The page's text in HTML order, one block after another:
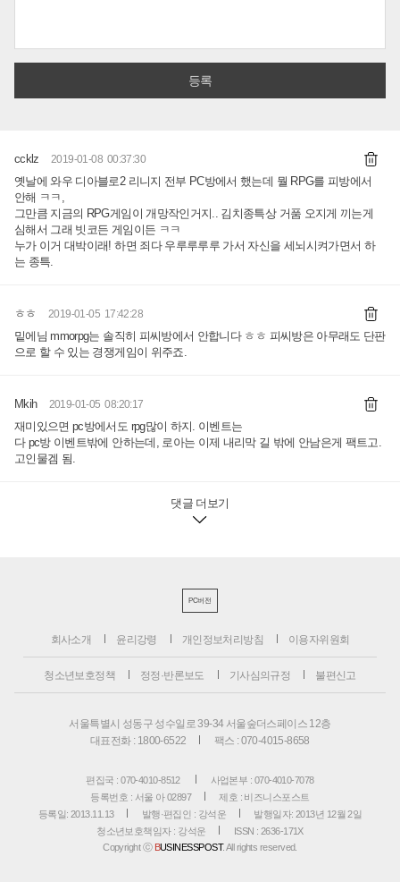
ccklz 2019-01-08 00:37:30
옛날에 와우 디아블로2 리니지 전부 PC방에서 했는데 뭘 RPG를 피방에서
안해 ㅋㅋ,
그만큼 지금의 RPG게임이 개망작인거지.. 김치종특상 거품 오지게 끼는게
심해서 그래 빗코든 게임이든 ㅋㅋ
누가 이거 대박이래! 하면 죄다 우루루루루 가서 자신을 세뇌시켜가면서 하
는 종특.
ㅎㅎ 2019-01-05 17:42:28
밑에님 mmorpg는 솔직히 피씨방에서 안합니다 ㅎㅎ 피씨방은 아무래도 단판
으로 할 수 있는 경쟁게임이 위주죠.
Mkih 2019-01-05 08:20:17
재미있으면 pc방에서도 rpg많이 하지. 이벤트는
다 pc방 이벤트밖에 안하는데, 로아는 이제 내리막 길 밖에 안남은게 팩트고.
고인물겜 됨.
댓글 더보기
PC버전
회사소개 윤리강령 개인정보처리방침 이용자위원회
청소년보호정책 정정·반론보도 기사심의규정 불편신고
서울특별시 성동구 성수일로 39-34 서울숲더스페이스 12층
대표전화 : 1800-6522
팩스 : 070-4015-8658
편집국 : 070-4010-8512
사업본부 : 070-4010-7078
등록번호 : 서울 아 02897
제호 : 비즈니스포스트
등록일: 2013.11.13
발행·편집인 : 강석운
발행일자: 2013년 12월 2일
청소년보호책임자 : 강석운
ISSN : 2636-171X
Copyright ⓒ BUSINESSPOST. All rights reserved.